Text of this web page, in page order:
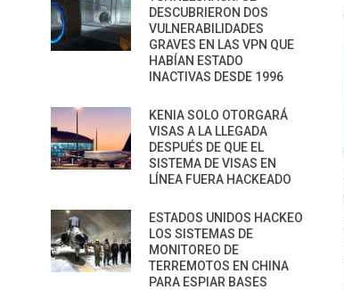
DESCUBRIERON DOS
VULNERABILIDADES
GRAVES EN LAS VPN QUE
HABÍAN ESTADO
INACTIVAS DESDE 1996
KENIA SOLO OTORGARÁ
VISAS A LA LLEGADA
DESPUÉS DE QUE EL
SISTEMA DE VISAS EN
LÍNEA FUERA HACKEADO
ESTADOS UNIDOS HACKEO
LOS SISTEMAS DE
MONITOREO DE
TERREMOTOS EN CHINA
PARA ESPIAR BASES